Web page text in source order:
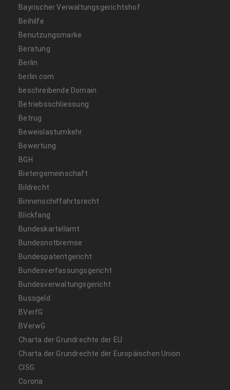
Bayrischer Verwaltungsgerichtshof
Beihilfe
Benutzungsmarke
Beratung
Berlin
berlin.com
beschreibende Domain
Betriebsschliessung
Betrug
Beweislastumkehr
Bewertung
BGH
Bietergemeinschaft
Bildrecht
Binnenschiffahrtsrecht
Blickfang
Bundeskartellamt
Bundesnotbremse
Bundespatentgericht
Bundesverfassungsgericht
Bundesverwaltungsgericht
Bussgeld
BVerfG
BVerwG
Charta der Grundrechte der EU
Charta der Grundrechte der Europäischen Union
CISG
Corona